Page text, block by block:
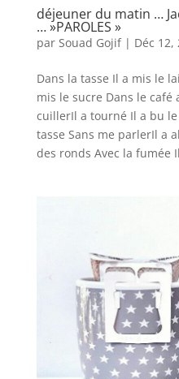
déjeuner du matin …
… »PAROLES »
par Souad Gojif| Déc 12,
Dans la tasse Il a mis le
mis le sucre Dans le café
cuillerIl a tourné Il a bu
tasse Sans me parlerIl a
des ronds Avec la fumée